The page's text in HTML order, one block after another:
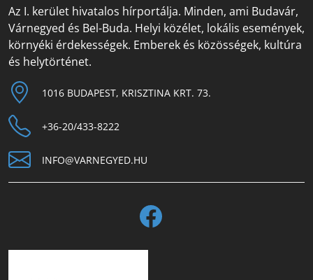
Az I. kerület hivatalos hírportálja. Minden, ami Budavár,
Várnegyed és Bel-Buda. Helyi közélet, lokális események,
környéki érdekességek. Emberek és közösségek, kultúra
és helytörténet.
1016 BUDAPEST, KRISZTINA KRT. 73.
+36-20/433-8222
INFO@VARNEGYED.HU